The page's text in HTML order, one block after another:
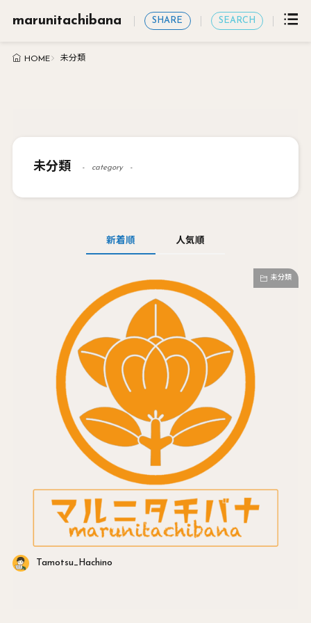
marunitachibana SHARE SEARCH
HOME 未分類
未分類 category
新着順 人気順
未分類
Tamotsu_Hachino